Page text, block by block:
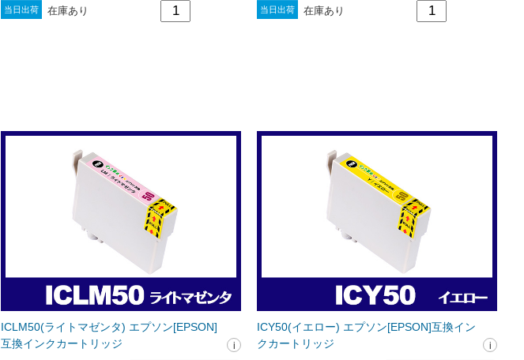
当日出荷 在庫あり 当日出荷 在庫あり
ICLM50(ライトマゼンタ) エプソン[EPSON]
互換インクカートリッジ
ICY50(イエロー) エプソン[EPSON]互換イン
クカートリッジ